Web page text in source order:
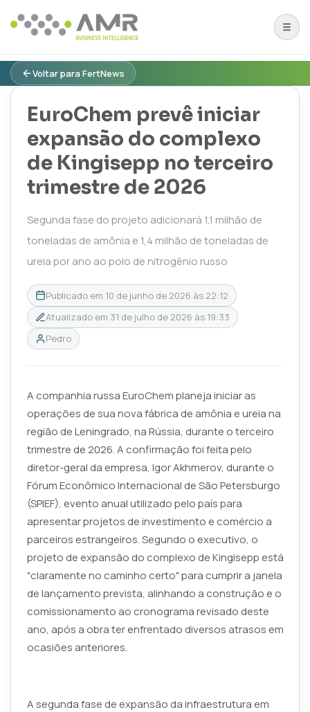
Voltar para FertNews
EuroChem prevê iniciar
expansão do complexo
de Kingisepp no terceiro
trimestre de 2026
Segunda fase do projeto adicionará 1,1 milhão de
toneladas de amônia e 1,4 milhão de toneladas de
ureia por ano ao polo de nitrogênio russo
Publicado em 10 de junho de 2026 às 22:12
Atualizado em 31 de julho de 2026 às 19:33
Pedro
A companhia russa EuroChem planeja iniciar as
operações de sua nova fábrica de amônia e ureia na
região de Leningrado, na Rússia, durante o terceiro
trimestre de 2026. A confirmação foi feita pelo
diretor-geral da empresa, Igor Akhmerov, durante o
Fórum Econômico Internacional de São Petersburgo
(SPIEF), evento anual utilizado pelo país para
apresentar projetos de investimento e comércio a
parceiros estrangeiros. Segundo o executivo, o
projeto de expansão do complexo de Kingisepp está
"claramente no caminho certo" para cumprir a janela
de lançamento prevista, alinhando a construção e o
comissionamento ao cronograma revisado deste
ano, após a obra ter enfrentado diversos atrasos em
ocasiões anteriores.
A segunda fase de expansão da infraestrutura em